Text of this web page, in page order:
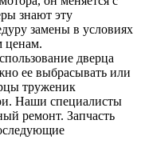
знают эту
замены в условиях
ценам.
дверца
ее выбрасывать или
труженик
Наши специалисты
ремонт. Запчасть